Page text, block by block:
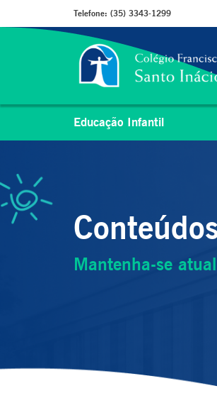
Telefone: (35) 3343-1299
Educação Infantil
Mantenha-se